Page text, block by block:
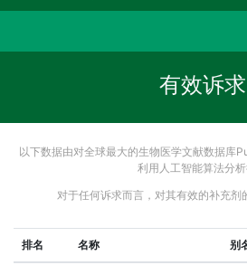
有效诉求
以下数据由对全球最大的生物医学文献数据库
利用人工智能算法分析
对于任何诉求而言，对其有效的补充剂
排名 名称 别